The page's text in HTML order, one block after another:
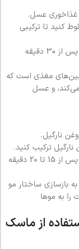
کنید تا ترکیبی
: ماسک را روی موها بمالید و پس از 30 دقیقه
مغذی است که
و عسل
ترکیب کنید.
: ماسک را روی موها بمالید و پس از 15 تا 20 دقیقه
بازسازی ساختار مو
به موها
از ماسک